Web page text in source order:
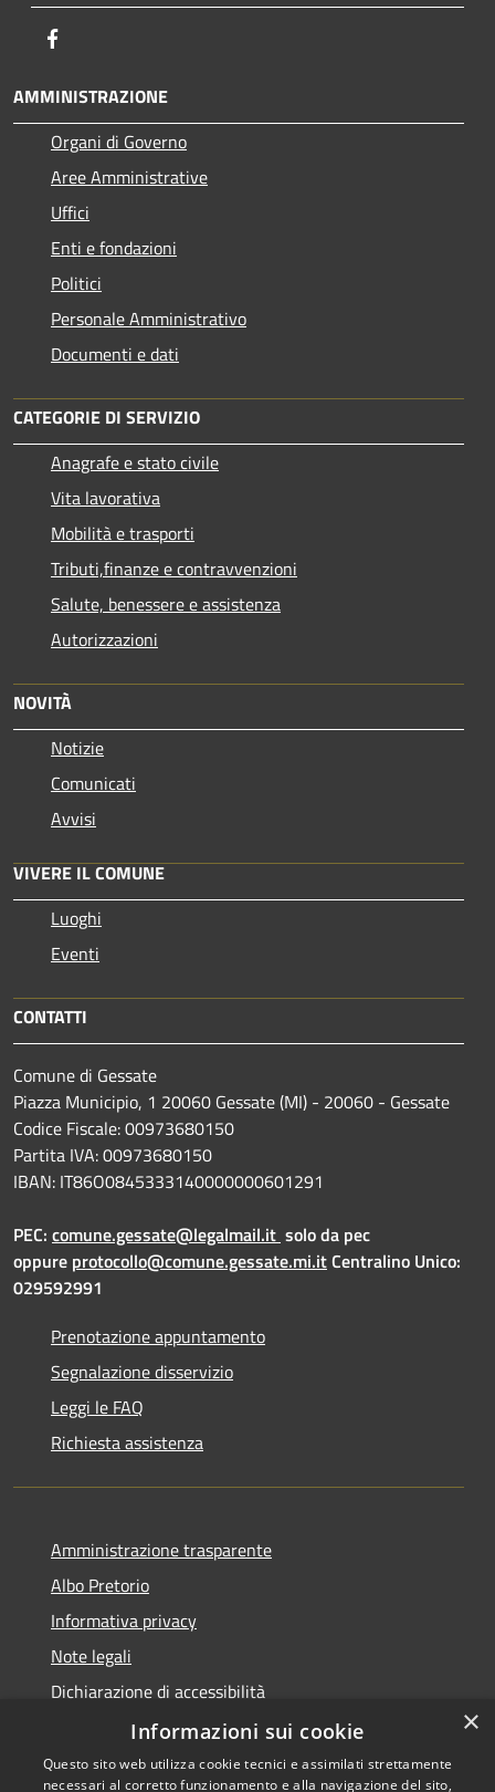
AMMINISTRAZIONE
Organi di Governo
Aree Amministrative
Uffici
Enti e fondazioni
Politici
Personale Amministrativo
Documenti e dati
CATEGORIE DI SERVIZIO
Anagrafe e stato civile
Vita lavorativa
Mobilità e trasporti
Tributi,finanze e contravvenzioni
Salute, benessere e assistenza
Autorizzazioni
NOVITÀ
Notizie
Comunicati
Avvisi
VIVERE IL COMUNE
Luoghi
Eventi
CONTATTI
Comune di Gessate
Piazza Municipio, 1 20060 Gessate (MI) - 20060 - Gessate
Codice Fiscale: 00973680150
Partita IVA: 00973680150
IBAN: IT86O0845333140000000601291
PEC: comune.gessate@legalmail.it solo da pec
oppure protocollo@comune.gessate.mi.itCentralino Unico:
029592991
Prenotazione appuntamento
Segnalazione disservizio
Leggi le FAQ
Richiesta assistenza
Amministrazione trasparente
Albo Pretorio
Informativa privacy
Note legali
Dichiarazione di accessibilità
Dichiarazione di accessibilità dal 2025
×
Informazioni sui cookie
Questo sito web utilizza cookie tecnici e assimilati strettamente
necessari al corretto funzionamento e alla navigazione del sito,